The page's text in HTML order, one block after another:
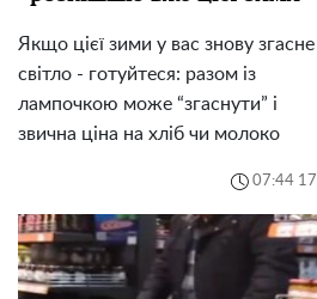
Якщо цієї зими у вас знову згасне
світло - готуйтеся: разом із
лампочкою може “згаснути” і
звична ціна на хліб чи молоко
07:44